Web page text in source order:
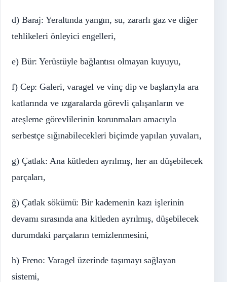
d) Baraj: Yeraltında yangın, su, zararlı gaz ve diğer
tehlikeleri önleyici engelleri,
e) Bür: Yerüstüyle bağlantısı olmayan kuyuyu,
f) Cep: Galeri, varagel ve vinç dip ve başlarıyla ara
katlarında ve ızgaralarda görevli çalışanların ve
ateşleme görevlilerinin korunmaları amacıyla
serbestçe sığınabilecekleri biçimde yapılan yuvaları,
g) Çatlak: Ana kütleden ayrılmış, her an düşebilecek
parçaları,
ğ) Çatlak sökümü: Bir kademenin kazı işlerinin
devamı sırasında ana kitleden ayrılmış, düşebilecek
durumdaki parçaların temizlenmesini,
h) Freno: Varagel üzerinde taşımayı sağlayan
sistemi,